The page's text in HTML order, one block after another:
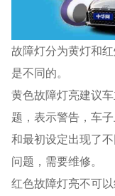
故障灯分为黄灯和
是不同的。
黄色故障灯亮建议
题，表示警告，车
和最初设定出现了
问题，需要维修。
红色故障灯亮不可